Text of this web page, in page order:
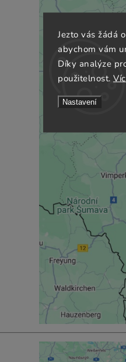
Jezto vás žádá
abychom vám
Díky analýze
použitelnost.
Nastavení